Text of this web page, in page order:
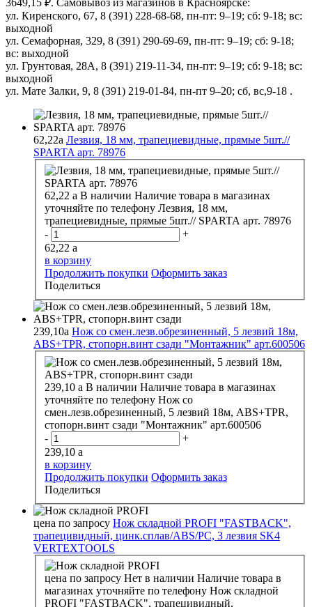
3649,15 ₽. Самовывоз из магазинов в Красноярске:
ул. Киренского, 67, 8 (391) 228-68-68, пн-пт: 9–19; сб: 9-18; вс:
выходной
ул. Семафорная, 329, 8 (391) 290-69-69, пн-пт: 9–19; сб: 9-18;
вс: выходной
ул. Грунтовая, 28А, 8 (391) 219-11-34, пн-пт: 9–19; сб: 9-18; вс:
выходной
ул. Мате Залки, 9, 8 (391) 219-01-84, пн-пт 9–20; сб, вс,9-18 .
62,22a Лезвия, 18 мм, трапециевидные, прямые 5шт.//
SPARTA арт. 78976
62,22 a В наличии Наличие товара в магазинах
уточняйте по телефону Лезвия, 18 мм,
трапециевидные, прямые 5шт.// SPARTA арт. 78976
-
+
62,22 a
в корзину
Продолжить покупки Оформить заказ
Поделиться
239,10a Нож со смен.лезв.обрезиненный, 5 лезвий 18м,
ABS+TPR, стопорн.винт сзади "Монтажник" арт.600506
239,10 a В наличии Наличие товара в магазинах
уточняйте по телефону Нож со
смен.лезв.обрезиненный, 5 лезвий 18м, ABS+TPR,
стопорн.винт сзади "Монтажник" арт.600506
-
+
239,10 a
в корзину
Продолжить покупки Оформить заказ
Поделиться
цена по запросу Нож складной PROFI "FASTBACK",
трапецивидный, цинк.сплав/ABS/PC, 3 лезвия SK4
VERTEXTOOLS
цена по запросу Нет в наличии Наличие товара в
магазинах уточняйте по телефону Нож складной
PROFI "FASTBACK", трапецивидный,